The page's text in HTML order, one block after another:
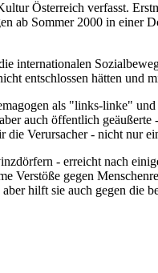
Österreich verfasst.
Sommer 2000 in einer
internationalen
entschlossen hätten und
als "links-linke"
auch öffentlich
Verursacher - nicht nur
- erreicht nach
Verstöße gegen
hilft sie auch gegen die